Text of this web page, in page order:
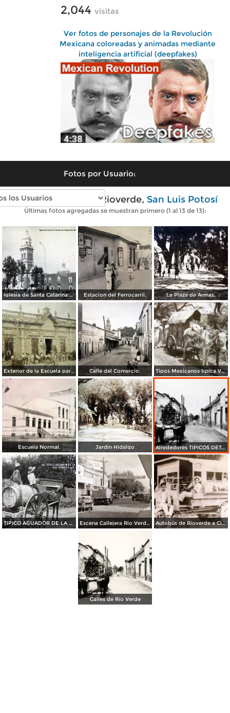
2,044 visitas
Ver fotos de personajes de la Revolución
Mexicana coloreadas y animadas mediante
inteligencia artificial (deepfakes)
Fotos por Usuario:
Fotos antiguas de Rioverde, San Luis Potosí
Últimas fotos agregadas se muestran primero (1 al 13 de 13):
Iglesia de Santa Catarina de Alejandria Rioverde, San Luis Potosí Estacion del Ferrocarril. La Plaza de Armas.
Exterior de la Escuela para Ninos C. P.( Circulada el 13 de Mayo de 1909 ). Calle del Comercio. Tipos Mexicanos tipica Vendedora de Pulque.
Escuela Normal. Jardin Hidalgo Alrededores TIPICOS DETALLES
TIPICO AGUADOR DE LA REGION Escena Callejera Rio Verde San Luis Potosi Autobús de Ríoverde a Ciudad Fernández
Calles de Río Verde